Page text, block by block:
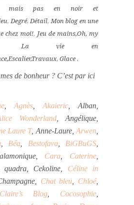
mais pas en noir et
,Degré,Détail,Mon blog en une
chez moi!, Jeu de mains,Oh, my
La vie en
Escalier,Travaux, Glace .
de bonheur ? C’est par ici
Agnès Akaieric , Alban,
Wonderland, Angélique,
Laure T, Anne-Laure,Arwen
, Béa Bestofava, BiGBuGS
Cara Caterine
Cekoline, Céline in
Chat bleu Chloé,
Claire’s Blog Cocosophie